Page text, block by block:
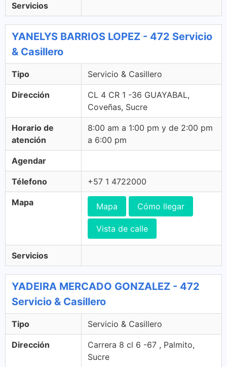
Servicios
YANELYS BARRIOS LOPEZ - 472 Servicio
& Casillero
Tipo Servicio & Casillero
Dirección
CL 4 CR 1 -36 GUAYABAL,
Coveñas, Sucre
Horario de
atención
8:00 am a 1:00 pm y de 2:00 pm
a 6:00 pm
Agendar
Télefono +57 1 4722000
Mapa Mapa Cómo llegar
Vista de calle
Servicios
YADEIRA MERCADO GONZALEZ - 472
Servicio & Casillero
Tipo Servicio & Casillero
Dirección
Carrera 8 cl 6 -67 , Palmito,
Sucre